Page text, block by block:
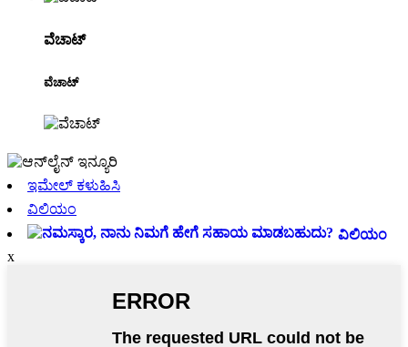
ವೆಚಾಟ್
ವೆಚಾಟ್
ಇಮೇಲ್ ಕಳುಹಿಸಿ
ವಿಲಿಯಂ
ವಿಲಿಯಂ
x